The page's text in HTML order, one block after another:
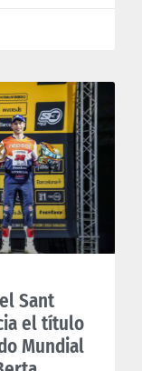
Sant
el título
Mundial